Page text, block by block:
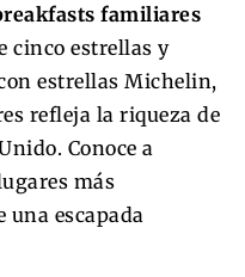
familiares
cinco estrellas y
estrellas Michelin,
refleja la riqueza de
Conoce a
más
una escapada